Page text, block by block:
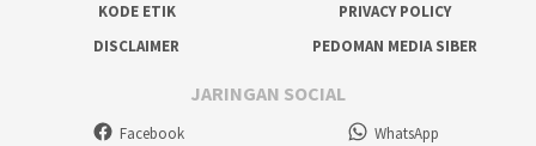
KODE ETIK
PRIVACY POLICY
DISCLAIMER
PEDOMAN MEDIA SIBER
JARINGAN SOCIAL
Facebook WhatsApp